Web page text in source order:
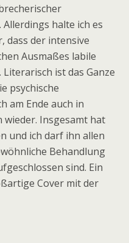
halte ich es
dass der intensive
Ausmaßes labile
ist das Ganze
psychische
am Ende auch in
Insgesamt hat
und ich darf ihn allen
Behandlung
sind. Ein
Cover mit der